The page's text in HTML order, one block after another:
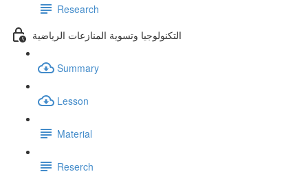
Research
التكنولوجيا وتسوية المنازعات الرياضية
Summary
Lesson
Material
Reserch